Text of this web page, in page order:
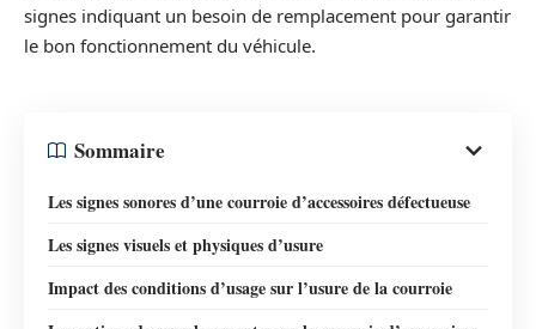
signes indiquant un besoin de remplacement pour garantir
le bon fonctionnement du véhicule.
Sommaire
Les signes sonores d’une courroie d’accessoires défectueuse
Les signes visuels et physiques d’usure
Impact des conditions d’usage sur l’usure de la courroie